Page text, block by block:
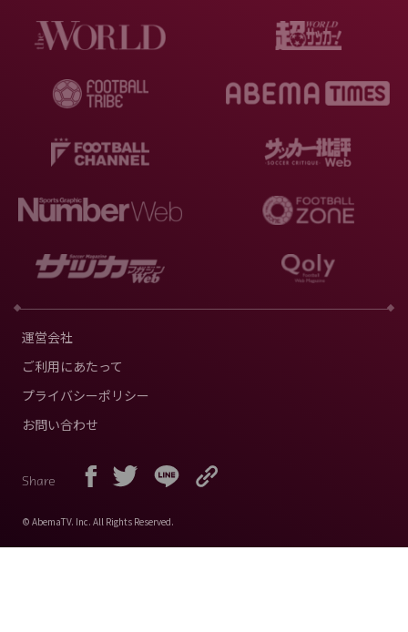
運営会社
ご利用にあたって
プライバシーポリシー
お問い合わせ
Share
© AbemaTV. Inc. All Rights Reserved.